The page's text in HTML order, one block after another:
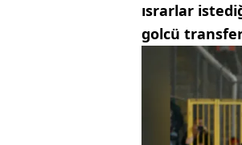
ısrarlar
golcü